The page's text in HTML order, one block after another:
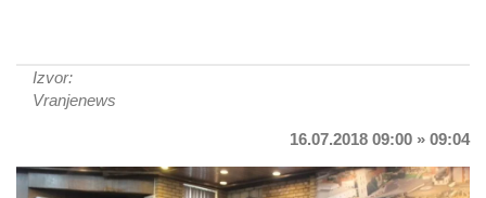
Izvor:
Vranjenews
16.07.2018 09:00 » 09:04